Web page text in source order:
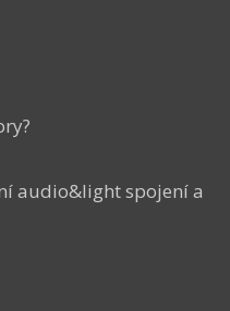
audio&light spojení a